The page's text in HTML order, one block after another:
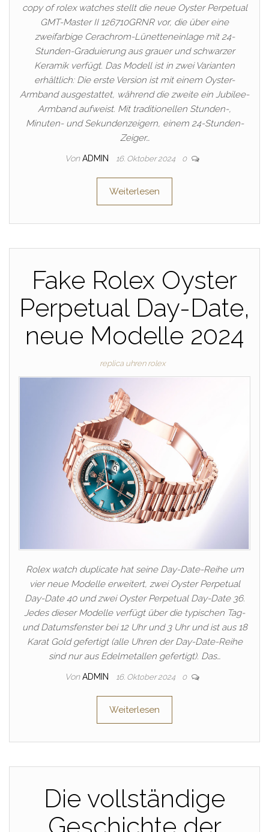
copy of rolex watches stellt die neue Oyster Perpetual
GMT-Master II 126710GRNR vor, die über eine
zweifarbige Cerachrom-Lünetteneinlage mit 24-
Stunden-Graduierung aus grauer und schwarzer
Keramik verfügt. Das Modell ist in zwei Varianten
erhältlich: Die erste Version ist mit einem Oyster-
Armband ausgestattet, während die zweite ein Jubilee-
Armband aufweist. Mit traditionellen Stunden-,
Minuten- und Sekundenzeigern, einem 24-Stunden-
Zeiger…
Von ADMIN 16. Oktober 2024 0
Weiterlesen
Fake Rolex Oyster
Perpetual Day-Date,
neue Modelle 2024
replica uhren rolex
Rolex watch duplicate hat seine Day-Date-Reihe um
vier neue Modelle erweitert, zwei Oyster Perpetual
Day-Date 40 und zwei Oyster Perpetual Day-Date 36.
Jedes dieser Modelle verfügt über die typischen Tag-
und Datumsfenster bei 12 Uhr und 3 Uhr und ist aus 18
Karat Gold gefertigt (alle Uhren der Day-Date-Reihe
sind nur aus Edelmetallen gefertigt). Das…
Von ADMIN 16. Oktober 2024 0
Weiterlesen
Die vollständige